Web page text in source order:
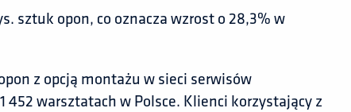
sztuk opon, co oznacza wzrost o 28,3% w
z opcją montażu w sieci serwisów
452 warsztatach w Polsce. Klienci korzystający z